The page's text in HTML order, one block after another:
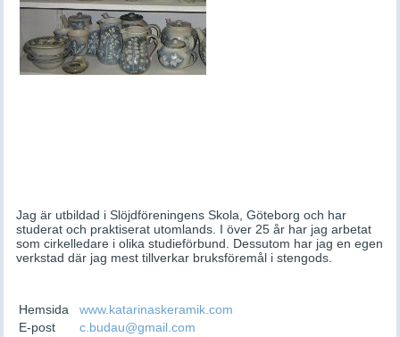
Jag är utbildad i Slöjdföreningens Skola, Göteborg och har
studerat och praktiserat utomlands. I över 25 år har jag arbetat
som cirkelledare i olika studieförbund. Dessutom har jag en egen
verkstad där jag mest tillverkar bruksföremål i stengods.
Hemsida
www.katarinaskeramik.com
E-post
c.budau@gmail.com